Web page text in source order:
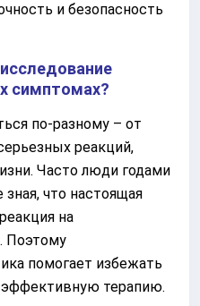
и безопасность
симптомах?
по-разному – от
реакций,
Часто люди годами
что настоящая
на
Поэтому
помогает избежать
терапию.